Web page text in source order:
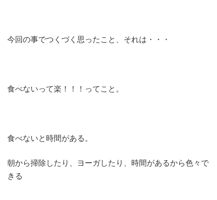
今回の事でつくづく思ったこと、それは・・・
食べないって楽！！！ってこと。
食べないと時間がある。
朝から掃除したり、ヨーガしたり、時間があるから色々で
きる